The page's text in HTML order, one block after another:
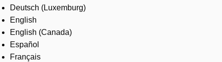
Contact us
Careers
Deutsch (Luxemburg)
English
English (Canada)
Español
Français